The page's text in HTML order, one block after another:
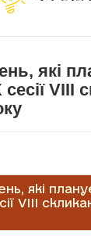
які
VІІІ
які
VІІІ